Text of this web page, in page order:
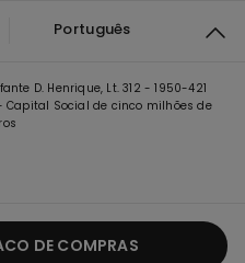
DE COMPRAS
Português
D. Henrique, Lt. 312 - 1950-421
Capital Social de cinco milhões de